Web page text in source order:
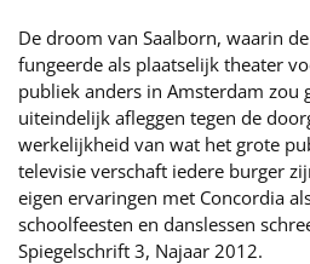
De droom van Saalborn, waarin
fungeerde als plaatselijk theater
publiek anders in Amsterdam zou
uiteindelijk afleggen tegen de
werkelijkheid van wat het grote
televisie verschaft iedere burger
eigen ervaringen met Concordia
schoolfeesten en danslessen
Spiegelschrift 3, Najaar 2012.